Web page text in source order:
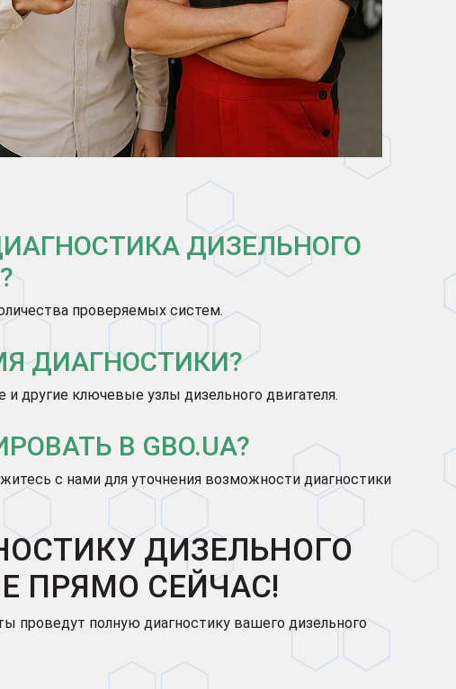
ДИЗЕЛЬНОГО
проверяемых систем.
ДИАГНОСТИКИ?
другие ключевые узлы дизельного двигателя.
В GBO.UA?
с нами для уточнения возможности диагностики
ДИЗЕЛЬНОГО
ПРЯМО СЕЙЧАС!
проведут полную диагностику вашего дизельного